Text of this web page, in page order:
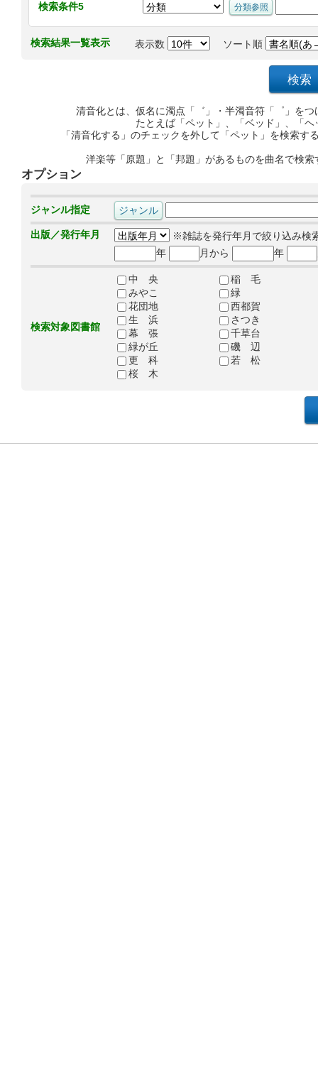
検索条件5
検索結果一覧表示 表示数 ソート順
清音化とは、仮名に濁点「゛」・半濁音符「゜」を
たとえば「ペット」、「ベッド」、「
「清音化する」のチェックを外して「ペット」を検索
洋楽等「原題」と「邦題」があるものを曲名で検
オプション
ジャンル指定
出版／発行年月
※雑誌を発行年月で絞り込み検
年
月から 年
検索対象図書館
中 央
稲 毛
みやこ
緑
花団地
西都賀
生 浜
さつき
幕 張
千草台
緑が丘
磯 辺
更 科
若 松
桜 木